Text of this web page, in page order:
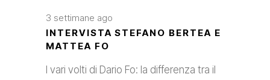
3 settimane ago
INTERVISTA STEFANO BERTEA E
MATTEA FO
I vari volti di Dario Fo: la differenza tra il